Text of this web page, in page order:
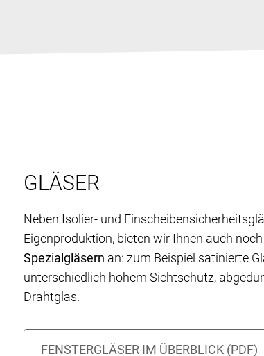
GLÄSER
Neben Isolier- und
Eigenproduktion, bieten wir Ihnen auch
Spezialgläsern an: zum Beispiel satinierte
unterschiedlich hohem Sichtschutz,
Drahtglas.